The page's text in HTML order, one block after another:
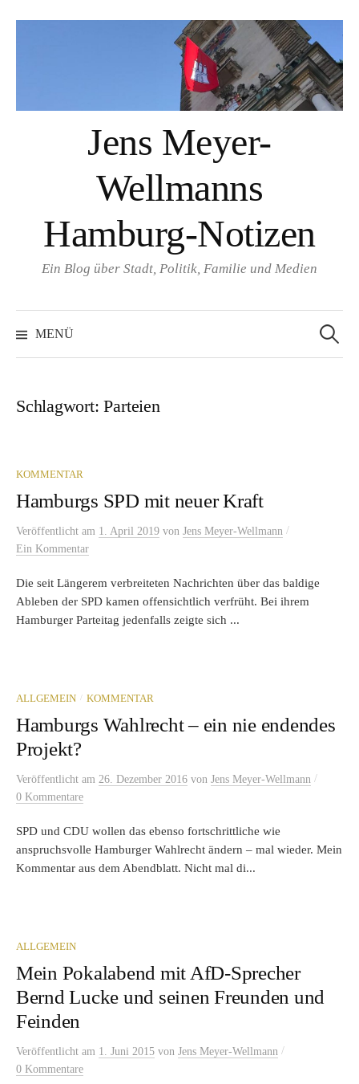
Jens Meyer-
Wellmanns
Hamburg-Notizen
Ein Blog über Stadt, Politik, Familie und Medien
MENÜ
nach:
Schlagwort:Parteien
KOMMENTAR
Hamburgs SPD mit neuer Kraft
Veröffentlicht am 1. April 2019 von Jens Meyer-Wellmann /
Ein Kommentar
Die seit Längerem verbreiteten Nachrichten über das baldige
Ableben der SPD kamen offensichtlich verfrüht. Bei ihrem
Hamburger Parteitag jedenfalls zeigte sich ...
ALLGEMEIN / KOMMENTAR
Hamburgs Wahlrecht – ein nie endendes
Projekt?
Veröffentlicht am 26. Dezember 2016 von Jens Meyer-Wellmann /
0 Kommentare
SPD und CDU wollen das ebenso fortschrittliche wie
anspruchsvolle Hamburger Wahlrecht ändern – mal wieder. Mein
Kommentar aus dem Abendblatt. Nicht mal di...
ALLGEMEIN
Mein Pokalabend mit AfD-Sprecher
Bernd Lucke und seinen Freunden und
Feinden
Veröffentlicht am 1. Juni 2015 von Jens Meyer-Wellmann /
0 Kommentare